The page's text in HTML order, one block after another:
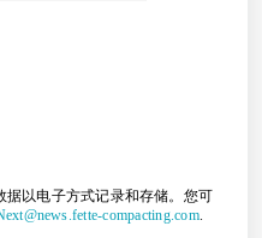
以电子方式记录和存储。您可
compacting.com.